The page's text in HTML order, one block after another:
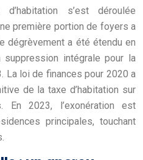
s’est déroulée
première portion de foyers a
dégrèvement a été étendu en
intégrale pour la
La loi de finances pour 2020 a
de la taxe d’habitation sur
En 2023, l’exonération est
principales, touchant